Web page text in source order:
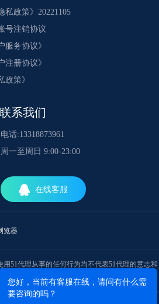
私政策》20221105
号注销协议
服务协议》
注册协议》
政策》
联系我们
电话:13318873961
周一至周日 9:00-23:00
在线客服
览器
51代理从事的任何行为均不代表51代理的意志和
与51代理的立场无关。
罪行为。产生的相关责任用户自负，对此51代理
网上所有内容的最终解释权归本公司所有。